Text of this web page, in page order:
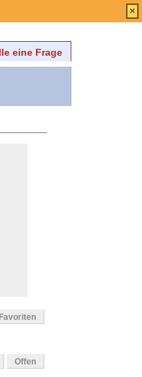
eine Frage
Favoriten
Offen
×